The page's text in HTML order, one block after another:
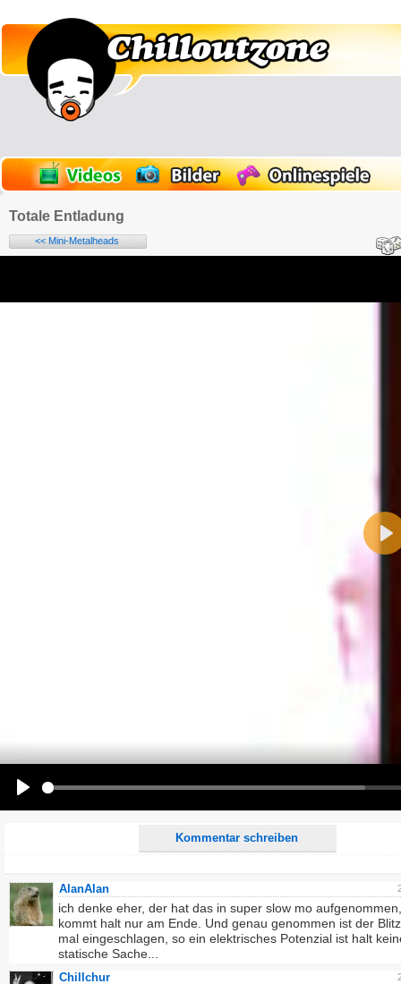
Totale Entladung
<< Mini-Metalheads
Kommentar schreiben
Ich möchte eine E-Mail, wenn auf dieser Seite weitere Kommentare erscheinen.
AlanAlan
ich denke eher, der hat das in super slow mo
kommt halt nur am Ende. Und genau genommen ist der
mal eingeschlagen, so ein elektrisches Potenzial ist halt
statische Sache...
Chillchur